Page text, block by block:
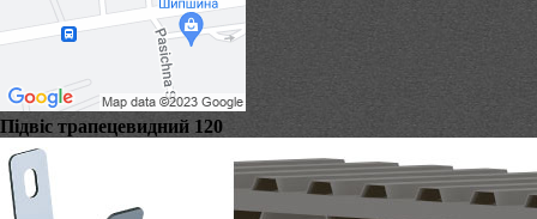
Підвіс трапецевидний 120